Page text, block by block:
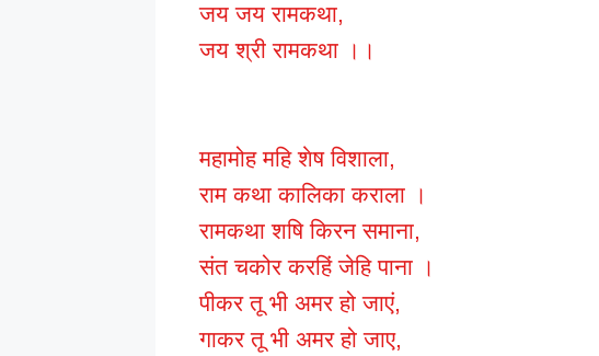
जय जय रामकथा,
जय श्री रामकथा ।।
महामोह महि शेष विशाला,
राम कथा कालिका कराला ।
रामकथा शषि किरन समाना,
संत चकोर करहिं जेहि पाना ।
पीकर तू भी अमर हो जाएं,
गाकर तू भी अमर हो जाए,